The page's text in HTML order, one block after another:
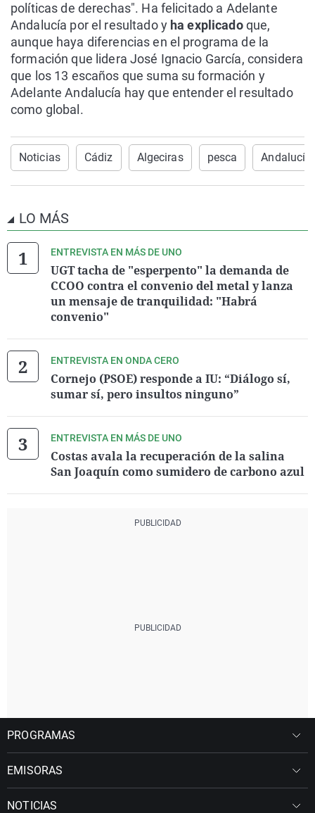
políticas de derechas". Ha felicitado a Adelante
Andalucía por el resultado y ha explicadoque,
aunque haya diferencias en el programa de la
formación que lidera José Ignacio García, considera
que los 13 escaños que suma su formación y
Adelante Andalucía hay que entender el resultado
como global.
Noticias Cádiz Algeciras pesca Andalucía
LO MÁS
ENTREVISTA EN MÁS DE UNO
UGT tacha de "esperpento" la demanda de
CCOO contra el convenio del metal y lanza
un mensaje de tranquilidad: "Habrá
convenio"
ENTREVISTA EN ONDA CERO
Cornejo (PSOE) responde a IU: “Diálogo sí,
sumar sí, pero insultos ninguno”
ENTREVISTA EN MÁS DE UNO
Costas avala la recuperación de la salina
San Joaquín como sumidero de carbono azul
PROGRAMAS
EMISORAS
NOTICIAS